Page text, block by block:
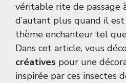
véritable rite de passage
d’autant plus quand il
thème enchanteur tel
Dans cet article, vous
créatives pour une
inspirée par ces insectes